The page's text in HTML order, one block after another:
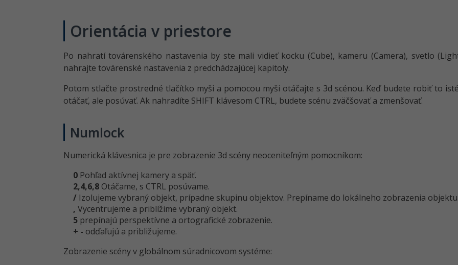
Orientácia v priestore
Po nahratí továrenského nastavenia by ste mali vidieť kocku (Cube), kameru (Camera), svetlo
nahrajte továrenské nastavenia z predchádzajúcej kapitoly.
Potom stlačte prostredné tlačítko myši a pomocou myši otáčajte s 3d scénou. Keď budete robiť to
otáčať, ale posúvať. Ak nahradíte SHIFT klávesom CTRL, budete scénu zväčšovať a zmenšovať.
Numlock
Numerická klávesnica je pre zobrazenie 3d scény neoceniteľným pomocníkom:
0 Pohľad aktívnej kamery a späť.
2,4,6,8 Otáčame, s CTRL posúvame.
/ Izolujeme vybraný objekt, prípadne skupinu objektov. Prepíname do lokálneho zobrazenia
, Vycentrujeme a priblížime vybraný objekt.
5 prepínajú perspektívne a ortografické zobrazenie.
+ - odďaľujú a približujeme.
Zobrazenie scény v globálnom súradnicovom systéme: